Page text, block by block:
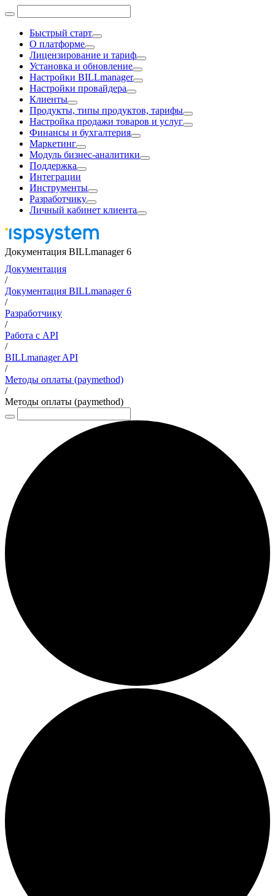
Быстрый старт
О платформе
Лицензирование и тариф
Установка и обновление
Настройки BILLmanager
Настройки провайдера
Клиенты
Продукты, типы продуктов, тарифы
Настройка продажи товаров и услуг
Финансы и бухгалтерия
Маркетинг
Модуль бизнес-аналитики
Поддержка
Интеграции
Инструменты
Разработчику
Личный кабинет клиента
Документация BILLmanager 6
Документация
/
Документация BILLmanager 6
/
Разработчику
/
Работа с API
/
BILLmanager API
/
Методы оплаты (paymethod)
/
Методы оплаты (paymethod)